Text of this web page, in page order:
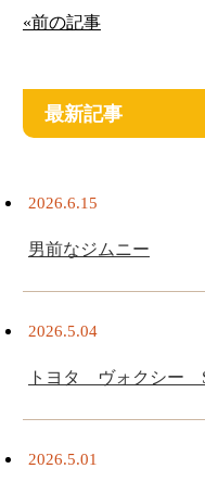
«前の記事
最新記事
2026.6.15
男前なジムニー
2026.5.04
トヨタ ヴォクシー
2026.5.01